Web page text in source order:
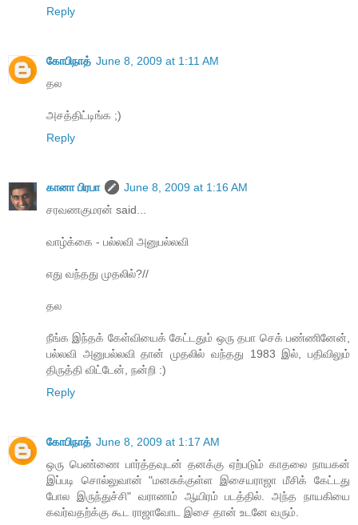
Reply
கோபிநாத் June 8, 2009 at 1:11 AM
தல
அசத்திட்டிங்க ;)
Reply
கானா பிரபா
June 8, 2009 at 1:16 AM
சரவணகுமரன் said...
வாழ்க்கை - பல்லவி அனுபல்லவி
எது வந்தது முதலில்?//
தல
நீங்க இந்தக் கேள்வியைக் கேட்டதும் ஒரு தபா செக் பண்ணினேன்,
பல்லவி அனுபல்லவி தான் முதலில் வந்தது 1983 இல், பதிவிலும்
திருத்தி விட்டேன், நன்றி :)
Reply
கோபிநாத் June 8, 2009 at 1:17 AM
ஒரு பெண்ணை பார்த்தவுடன் தனக்கு ஏற்படும் காதலை நாயகன்
இப்படி சொல்லுவான் "மனசுக்குள்ள இசையராஜா மீசிக் கேட்டது
போல இருந்துச்சி" வராணம் ஆயிரம் படத்தில். அந்த நாயகியை
கவர்வதற்க்கு கூட ராஜாவோட இசை தான் உடனே வரும்.